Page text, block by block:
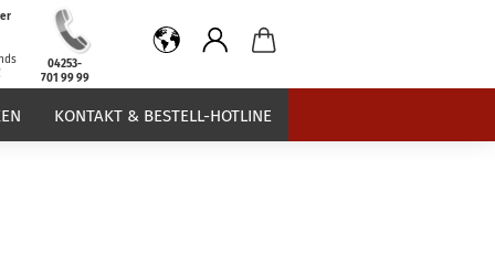
04253-
701 99 99
KONTAKT & BESTELL-HOTLINE